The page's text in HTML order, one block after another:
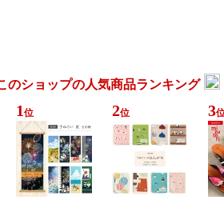
のショップの人気商品ランキング
1 位 2位 3